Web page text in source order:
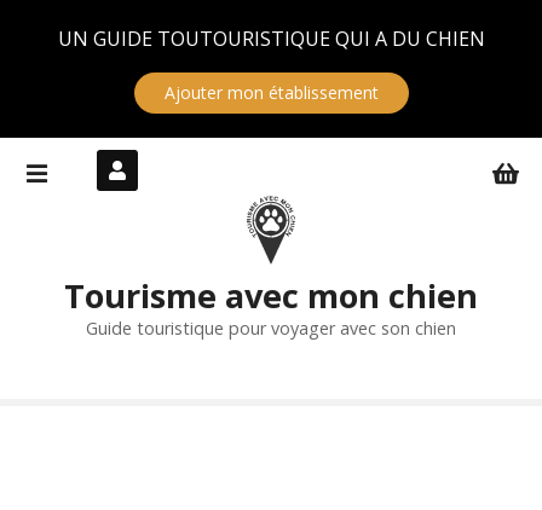
UN GUIDE TOUTOURISTIQUE QUI A DU CHIEN
Ajouter mon établissement
Tourisme avec mon chien
Guide touristique pour voyager avec son chien